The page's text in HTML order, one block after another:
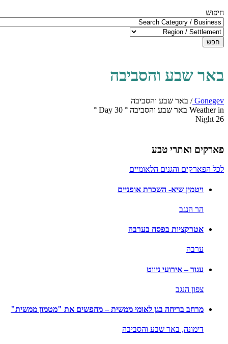
חיפוש
חפש
באר שבע והסביבה
Gonegev
/ באר שבע והסביבה
Weather in באר שבע והסביבה
°
30
Day
°
26
Night
פארקים ואתרי טבע
לכל הפארקים והגנים הלאומיים
ויטמין שיא- השכרת אופניים
הר הנגב
אטרקציות בפסח בערבה
ערבה
עגור – אירועי ניווט
צפון הנגב
מרחב בריחה בגן לאומי ממשית – מחפשים את "מטמון ממשית"
דימונה, באר שבע והסביבה